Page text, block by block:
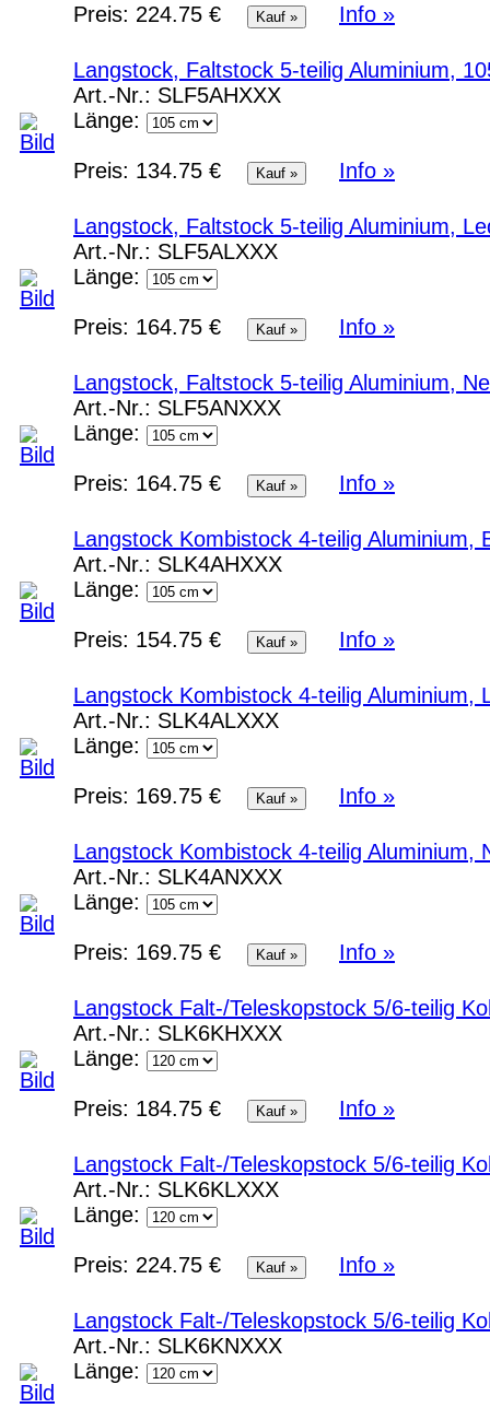
Preis: 224.75 € Info »
Langstock, Faltstock 5-teilig Aluminium,
Art.-Nr.: SLF5AHXXX
Länge:
Preis: 134.75 € Info »
Langstock, Faltstock 5-teilig Aluminium,
Art.-Nr.: SLF5ALXXX
Länge:
Preis: 164.75 € Info »
Langstock, Faltstock 5-teilig Aluminium,
Art.-Nr.: SLF5ANXXX
Länge:
Preis: 164.75 € Info »
Langstock Kombistock 4-teilig
Art.-Nr.: SLK4AHXXX
Länge:
Preis: 154.75 € Info »
Langstock Kombistock 4-teilig
Art.-Nr.: SLK4ALXXX
Länge:
Preis: 169.75 € Info »
Langstock Kombistock 4-teilig
Art.-Nr.: SLK4ANXXX
Länge:
Preis: 169.75 € Info »
Langstock Falt-/Teleskopstock 5/6-teilig
Art.-Nr.: SLK6KHXXX
Länge:
Preis: 184.75 € Info »
Langstock Falt-/Teleskopstock 5/6-teilig
Art.-Nr.: SLK6KLXXX
Länge:
Preis: 224.75 € Info »
Langstock Falt-/Teleskopstock 5/6-teilig
Art.-Nr.: SLK6KNXXX
Länge: